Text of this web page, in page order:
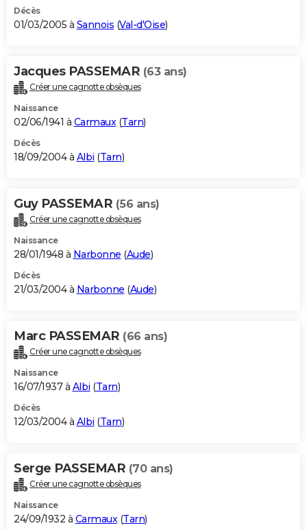
Décès
01/03/2005 à Sannois (Val-d'Oise)
Jacques PASSEMAR (63 ans)
Créer une cagnotte obsèques
Naissance
02/06/1941 à Carmaux(Tarn)
Décès
18/09/2004 à Albi (Tarn)
Guy PASSEMAR (56 ans)
Créer une cagnotte obsèques
Naissance
28/01/1948 à Narbonne (Aude)
Décès
21/03/2004 à Narbonne (Aude)
Marc PASSEMAR (66 ans)
Créer une cagnotte obsèques
Naissance
16/07/1937 à Albi (Tarn)
Décès
12/03/2004 à Albi (Tarn)
Serge PASSEMAR (70 ans)
Créer une cagnotte obsèques
Naissance
24/09/1932 à Carmaux(Tarn)